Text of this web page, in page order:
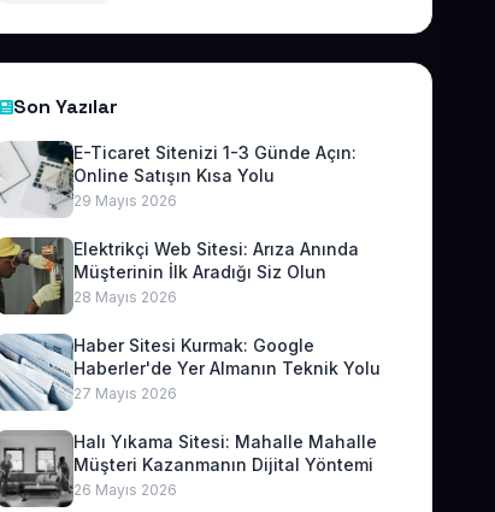
Son Yazılar
E-Ticaret Sitenizi 1-3 Günde Açın:
Online Satışın Kısa Yolu
29 Mayıs 2026
Elektrikçi Web Sitesi: Arıza Anında
Müşterinin İlk Aradığı Siz Olun
28 Mayıs 2026
Haber Sitesi Kurmak: Google
Haberler'de Yer Almanın Teknik Yolu
27 Mayıs 2026
Halı Yıkama Sitesi: Mahalle Mahalle
Müşteri Kazanmanın Dijital Yöntemi
26 Mayıs 2026